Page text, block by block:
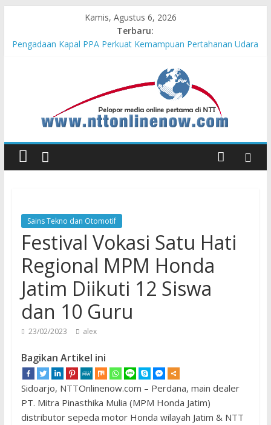
Kamis, Agustus 6, 2026
Terbaru:
Pengadaan Kapal PPA Perkuat Kemampuan Pertahanan Udara
Cahaya Kemerdekaan di Nonotbatan: Listrik Masuk Desa, PLN
Honda AT Family Day Semarakkan 11 Kota di Jawa Timur
Hasil KKN Kolaborasi UGM-Undana Jadi Pedoman Bangun
Desa Desa, Tak Sekadar Laporan
ke-81 RI
Sains Tekno dan Otomotif
Festival Vokasi Satu Hati
Regional MPM Honda
Jatim Diikuti 12 Siswa
dan 10 Guru
23/02/2023 alex
Bagikan Artikel ini
Sidoarjo, NTTOnlinenow.com – Perdana, main dealer
PT. Mitra Pinasthika Mulia (MPM Honda Jatim)
distributor sepeda motor Honda wilayah Jatim & NTT